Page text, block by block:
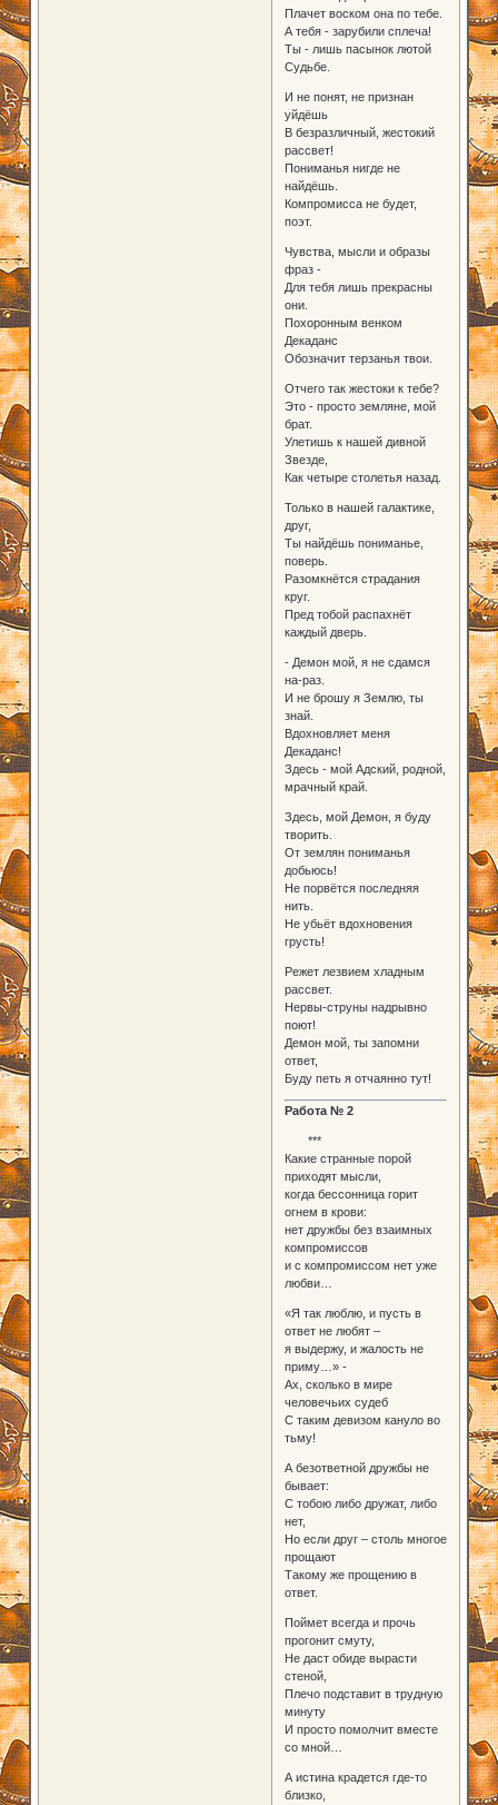
Плачет воском она по тебе.
А тебя - зарубили сплеча!
Ты - лишь пасынок лютой
Судьбе.
И не понят, не признан
уйдёшь
В безразличный, жестокий
рассвет!
Пониманья нигде не
найдёшь.
Компромисса не будет,
поэт.
Чувства, мысли и образы
фраз -
Для тебя лишь прекрасны
они.
Похоронным венком
Декаданс
Обозначит терзанья твои.
Отчего так жестоки к тебе?
Это - просто земляне, мой
брат.
Улетишь к нашей дивной
Звезде,
Как четыре столетья назад.
Только в нашей галактике,
друг,
Ты найдёшь пониманье,
поверь.
Разомкнётся страдания
круг.
Пред тобой распахнёт
каждый дверь.
- Демон мой, я не сдамся
на-раз.
И не брошу я Землю, ты
знай.
Вдохновляет меня
Декаданс!
Здесь - мой Адский, родной,
мрачный край.
Здесь, мой Демон, я буду
творить.
От землян пониманья
добьюсь!
Не порвётся последняя
нить.
Не убьёт вдохновения
грусть!
Режет лезвием хладным
рассвет.
Нервы-струны надрывно
поют!
Демон мой, ты запомни
ответ,
Буду петь я отчаянно тут!
Работа № 2
***
Какие странные порой
приходят мысли,
когда бессонница горит
огнем в крови:
нет дружбы без взаимных
компромиссов
и с компромиссом нет уже
любви…
«Я так люблю, и пусть в
ответ не любят –
я выдержу, и жалость не
приму…» -
Ах, сколько в мире
человечьих судеб
С таким девизом кануло во
тьму!
А безответной дружбы не
бывает:
С тобою либо дружат, либо
нет,
Но если друг – столь многое
прощают
Такому же прощению в
ответ.
Поймет всегда и прочь
прогонит смуту,
Не даст обиде вырасти
стеной,
Плечо подставит в трудную
минуту
И просто помолчит вместе
со мной…
А истина крадется где-то
близко,